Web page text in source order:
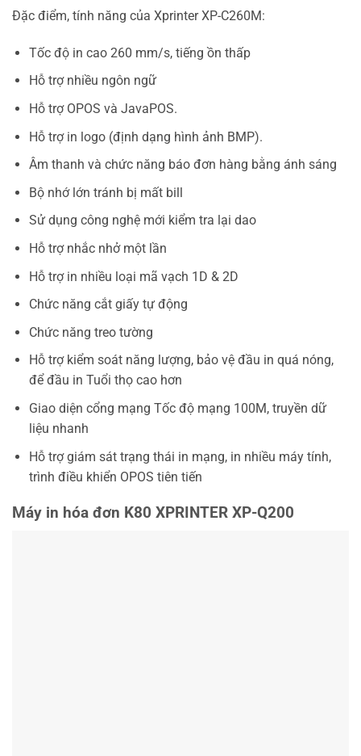
Đặc điểm, tính năng của Xprinter XP-C260M:
Tốc độ in cao 260 mm/s, tiếng ồn thấp
Hỗ trợ nhiều ngôn ngữ
Hỗ trợ OPOS và JavaPOS.
Hỗ trợ in logo (định dạng hình ảnh BMP).
Âm thanh và chức năng báo đơn hàng bằng ánh sáng
Bộ nhớ lớn tránh bị mất bill
Sử dụng công nghệ mới kiểm tra lại dao
Hỗ trợ nhắc nhở một lần
Hỗ trợ in nhiều loại mã vạch 1D & 2D
Chức năng cắt giấy tự động
Chức năng treo tường
Hỗ trợ kiểm soát năng lượng, bảo vệ đầu in quá nóng,
để đầu in Tuổi thọ cao hơn
Giao diện cổng mạng Tốc độ mạng 100M, truyền dữ
liệu nhanh
Hỗ trợ giám sát trạng thái in mạng, in nhiều máy tính,
trình điều khiển OPOS tiên tiến
Máy in hóa đơn K80 XPRINTER XP-Q200